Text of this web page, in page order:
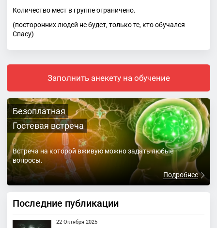
Количество мест в группе ограничено.
(посторонних людей не будет, только те, кто обучался
Спасу)
Заполнить анекету на обучение
Безоплатная
Гостевая встреча
Встреча на которой вживую можно задать любые
вопросы.
Подробнее
Последние публикации
22 Октября 2025